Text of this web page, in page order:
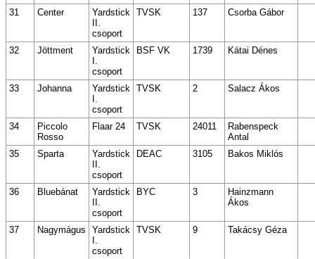
31 Center
Yardstick
II.
csoport
TVSK 137 Csorba Gábor
32 Jöttment
Yardstick
I.
csoport
BSF VK 1739 Kátai Dénes
33 Johanna
Yardstick
I.
csoport
TVSK 2 Salacz Ákos
34
Piccolo
Rosso
Flaar 24 TVSK 24011
Rabenspeck
Antal
35
Sparta
Yardstick
II.
csoport
DEAC 3105 Bakos Miklós
36 Bluebánat
Yardstick
II.
csoport
BYC 3
Hainzmann
Ákos
37 Nagymágus
Yardstick
I.
csoport
TVSK 9 Takácsy Géza